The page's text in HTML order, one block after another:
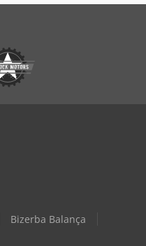
Bizerba Balança